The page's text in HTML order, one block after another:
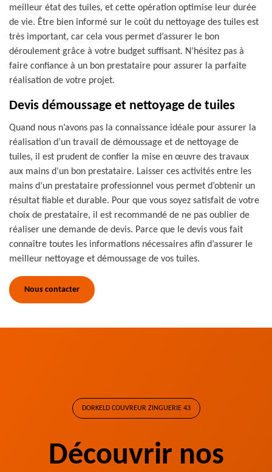
meilleur état des tuiles, et cette opération optimise leur durée
de vie. Être bien informé sur le coût du nettoyage des tuiles est
très important, car cela vous permet d’assurer le bon
déroulement grâce à votre budget suffisant. N’hésitez pas à
faire confiance à un bon prestataire pour assurer la parfaite
réalisation de votre projet.
Devis démoussage et nettoyage de tuiles
Quand nous n’avons pas la connaissance idéale pour assurer la
réalisation d’un travail de démoussage et de nettoyage de
tuiles, il est prudent de confier la mise en œuvre des travaux
aux mains d’un bon prestataire. Laisser ces activités entre les
mains d’un prestataire professionnel vous permet d’obtenir un
résultat fiable et durable. Pour que vous soyez satisfait de votre
choix de prestataire, il est recommandé de ne pas oublier de
réaliser une demande de devis. Parce que le devis vous fait
connaître toutes les informations nécessaires afin d’assurer le
meilleur nettoyage et démoussage de vos tuiles.
Nous contacter
DORKELD COUVREUR ZINGUERIE 43
Découvrir nos